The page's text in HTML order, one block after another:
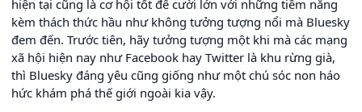
hiện tại cũng là cơ hội tốt để cười lớn với những tiềm năng
kèm thách thức hầu như không tưởng tượng nổi mà Bluesky
đem đến. Trước tiên, hãy tưởng tượng một khi mà các mạng
xã hội hiện nay như Facebook hay Twitter là khu rừng già,
thì Bluesky đáng yêu cũng giống như một chú sóc non háo
hức khám phá thế giới ngoài kia vậy.